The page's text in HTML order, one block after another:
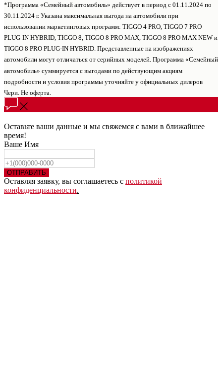
*Программа «Семейный автомобиль» действует в период с 01.11.2024 по
30.11.2024 г. Указана максимальная выгода на автомобили при
использовании маркетинговых программ: TIGGO 4 PRO, TIGGO 7 PRO
PLUG-IN HYBRID, TIGGO 8, TIGGO 8 PRO MAX, TIGGO 8 PRO MAX NEW и
TIGGO 8 PRO PLUG-IN HYBRID. Представленные на изображениях
автомобили могут отличаться от серийных моделей. Программа «Семейный
автомобиль» суммируется с выгодами по действующим акциям
подробности и условия программы уточняйте у официальных дилеров
Чери. Не оферта.
Оставьте ваши данные и мы свяжемся с вами в ближайшее
время!
Ваше Имя
ОТПРАВИТЬ
Оставляя заявку, вы соглашаетесь с политикой
конфиденциальности.